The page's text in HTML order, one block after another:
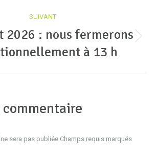
SUIVANT
suivant
:
: nous fermerons
à 13 h
commentaire
sera pas publiée Champs requis marqués